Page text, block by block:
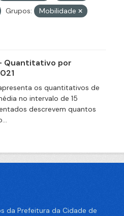
Grupos:
Mobilidade
Quantitativo por
os quantitativos de
no intervalo de 15
descrevem quantos
da Prefeitura da Cidade de